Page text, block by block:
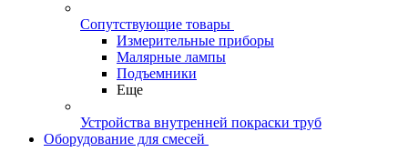
Сопутствующие товары
Измерительные приборы
Малярные лампы
Подъемники
Еще
Устройства внутренней покраски труб
Оборудование для смесей